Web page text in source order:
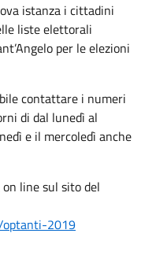
istanza i cittadini
liste elettorali
per le elezioni
contattare i numeri
di dal lunedì al
e il mercoledì anche
line sul sito del
optanti-2019